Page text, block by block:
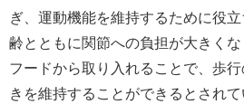
ぎ、運動機能を維持するために役
齢とともに関節への負担が大きく
フードから取り入れることで、歩
きを維持することができるとされ